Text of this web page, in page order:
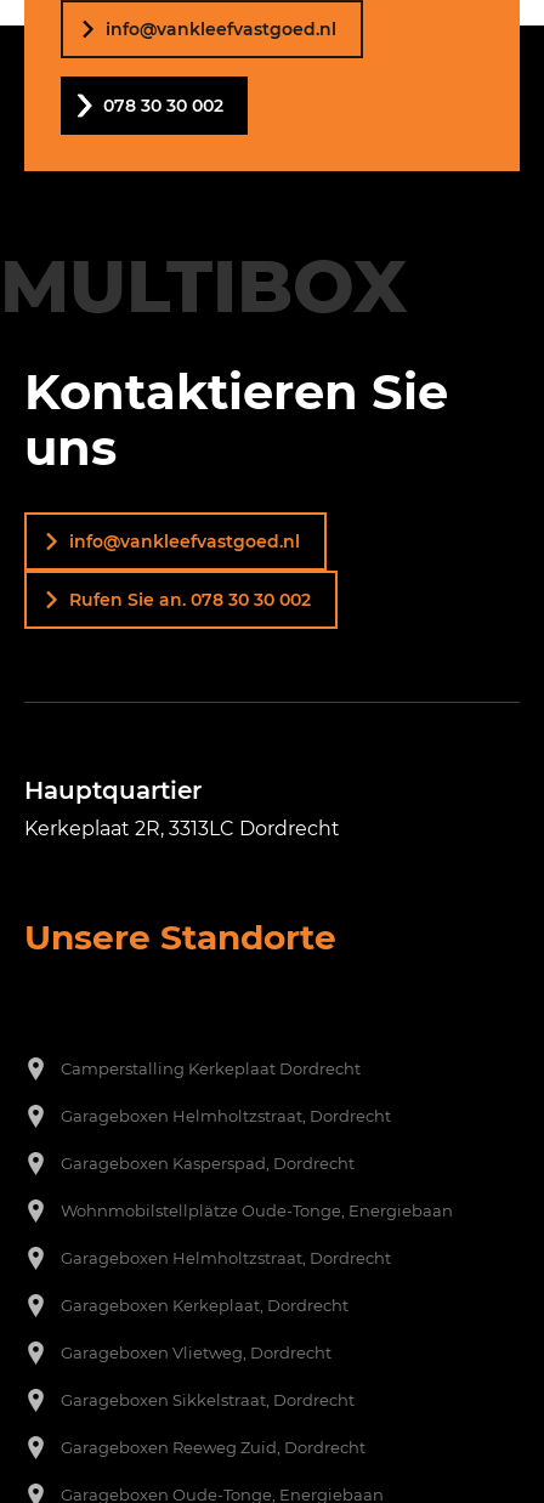
info@vankleefvastgoed.nl
078 30 30 002
MULTIBOX
Kontaktieren Sie
uns
info@vankleefvastgoed.nl
Rufen Sie an. 078 30 30 002
Hauptquartier
Kerkeplaat 2R, 3313LC Dordrecht
Unsere Standorte
Camperstalling Kerkeplaat Dordrecht
Garageboxen Helmholtzstraat, Dordrecht
Garageboxen Kasperspad, Dordrecht
Wohnmobilstellplätze Oude-Tonge, Energiebaan
Garageboxen Helmholtzstraat, Dordrecht
Garageboxen Kerkeplaat, Dordrecht
Garageboxen Vlietweg, Dordrecht
Garageboxen Sikkelstraat, Dordrecht
Garageboxen Reeweg Zuid, Dordrecht
Garageboxen Oude-Tonge, Energiebaan